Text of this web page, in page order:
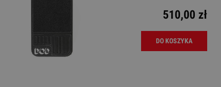
510,00 zł
DO KOSZYKA